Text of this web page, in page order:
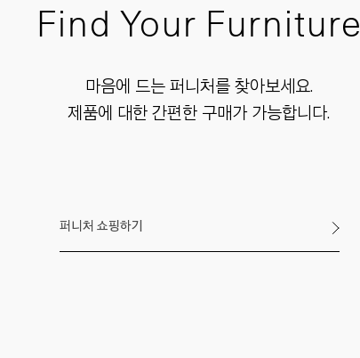
Find Your Furniture
마음에 드는 퍼니처를 찾아보세요.
제품에 대한 간편한 구매가 가능합니다.
퍼니처 쇼핑하기